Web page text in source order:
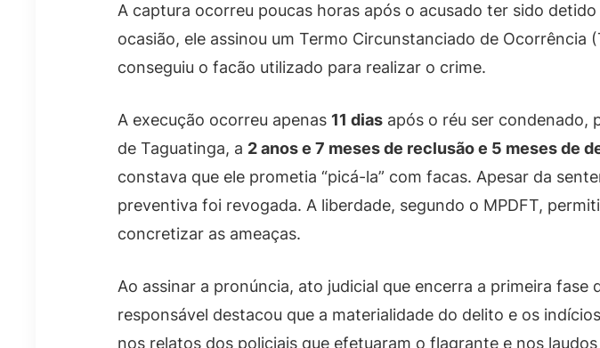
A captura ocorreu poucas horas após o acusado ter sido
ocasião, ele assinou um Termo Circunstanciado de
conseguiu o facão utilizado para realizar o crime.
A execução ocorreu apenas 11 dias após o réu ser condenado,
de Taguatinga, a 2 anos e 7 meses de reclusão e 5 meses de
constava que ele prometia “picá-la” com facas. Apesar da
preventiva foi revogada. A liberdade, segundo o MPDFT,
concretizar as ameaças.
Ao assinar a pronúncia, ato judicial que encerra a primeira
responsável destacou que a materialidade do delito e os
nos relatos dos policiais que efetuaram o flagrante e nos